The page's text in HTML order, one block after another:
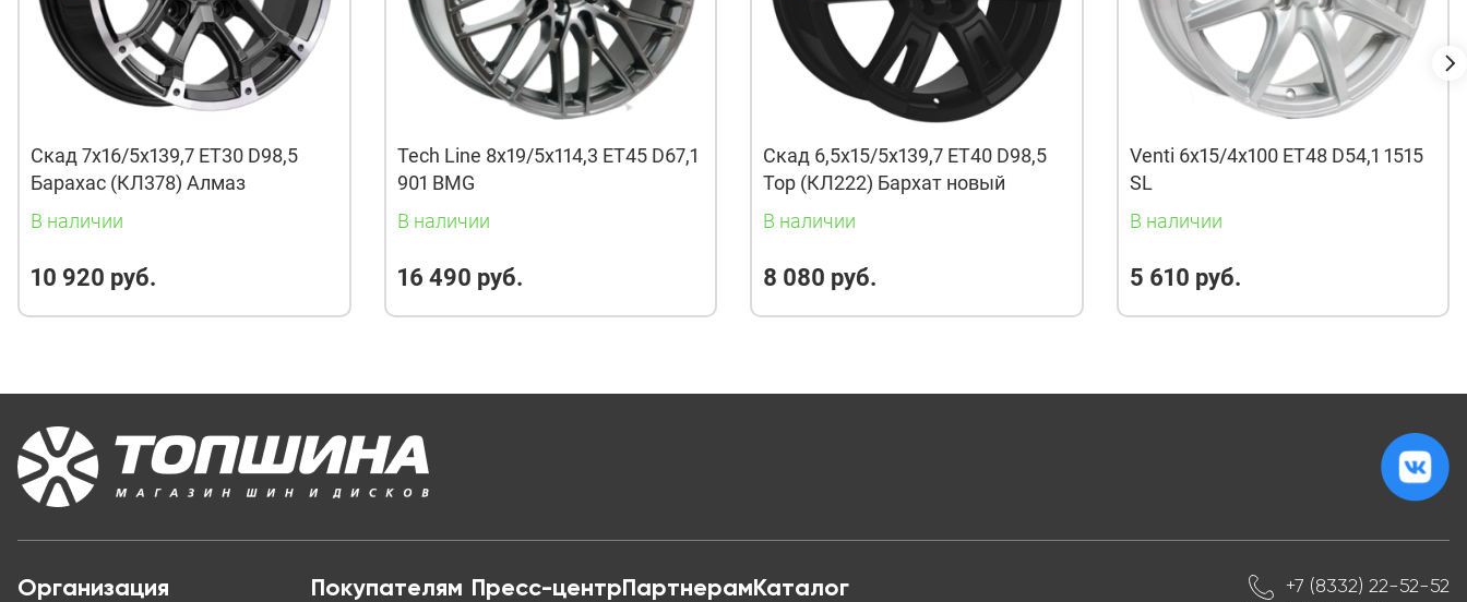
Скад 7x16/5x139,7 ET30 D98,5
Барахас (КЛ378) Алмаз
В наличии
10 920 руб.
Tech Line 8x19/5x114,3 ET45 D67,1
901 BMG
В наличии
16 490 руб.
Скад 6,5x15/5x139,7 ET40 D98,5
Тор (КЛ222) Бархат новый
В наличии
8 080 руб.
Venti 6x15/4x100 ET48 D54,1 1515
SL
В наличии
5 610 руб.
Организация Покупателям Пресс-центрПартнерамКаталог
+7 (8332) 22-52-52